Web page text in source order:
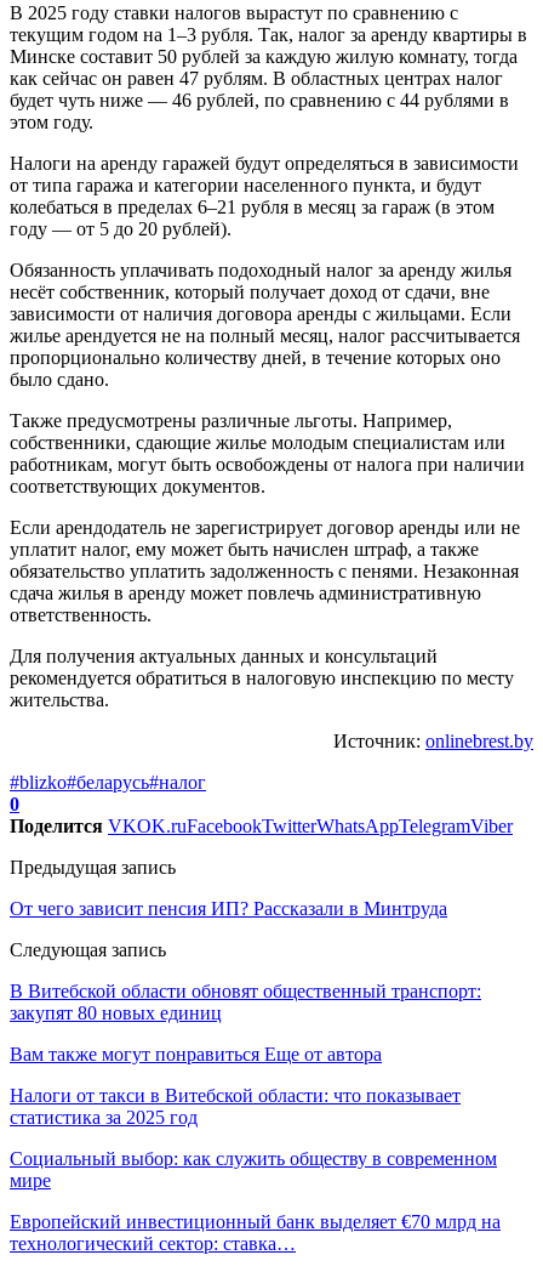
В 2025 году ставки налогов вырастут по сравнению с
текущим годом на 1–3 рубля. Так, налог за аренду квартиры в
Минске составит 50 рублей за каждую жилую комнату, тогда
как сейчас он равен 47 рублям. В областных центрах налог
будет чуть ниже — 46 рублей, по сравнению с 44 рублями в
этом году.
Налоги на аренду гаражей будут определяться в зависимости
от типа гаража и категории населенного пункта, и будут
колебаться в пределах 6–21 рубля в месяц за гараж (в этом
году — от 5 до 20 рублей).
Обязанность уплачивать подоходный налог за аренду жилья
несёт собственник, который получает доход от сдачи, вне
зависимости от наличия договора аренды с жильцами. Если
жилье арендуется не на полный месяц, налог рассчитывается
пропорционально количеству дней, в течение которых оно
было сдано.
Также предусмотрены различные льготы. Например,
собственники, сдающие жилье молодым специалистам или
работникам, могут быть освобождены от налога при наличии
соответствующих документов.
Если арендодатель не зарегистрирует договор аренды или не
уплатит налог, ему может быть начислен штраф, а также
обязательство уплатить задолженность с пенями. Незаконная
сдача жилья в аренду может повлечь административную
ответственность.
Для получения актуальных данных и консультаций
рекомендуется обратиться в налоговую инспекцию по месту
жительства.
Источник: onlinebrest.by
#blizko#беларусь#налог
0
Поделится VKOK.ruFacebookTwitterWhatsAppTelegramViber
Предыдущая запись
От чего зависит пенсия ИП? Рассказали в Минтруда
Следующая запись
В Витебской области обновят общественный транспорт:
закупят 80 новых единиц
Вам также могут понравиться Еще от автора
Налоги от такси в Витебской области: что показывает
статистика за 2025 год
Социальный выбор: как служить обществу в современном
мире
Европейский инвестиционный банк выделяет €70 млрд на
технологический сектор: ставка…